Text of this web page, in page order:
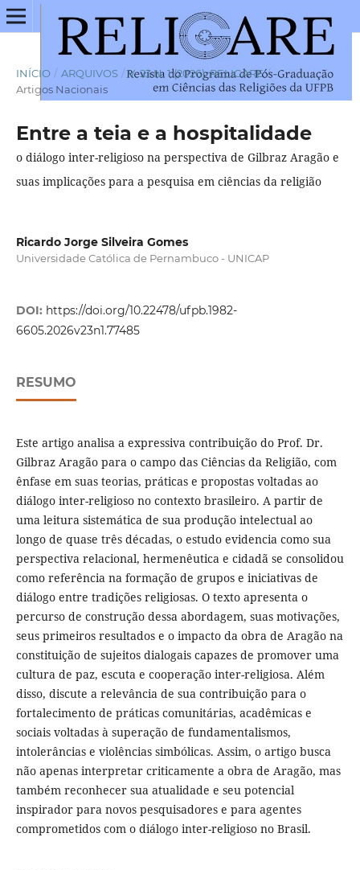
INÍCIO / ARQUIVOS / V. 23 N. 1 (2026): RELIGARE /
Artigos Nacionais
Entre a teia e a hospitalidade
o diálogo inter-religioso na perspectiva de Gilbraz Aragão e
suas implicações para a pesquisa em ciências da religião
Ricardo Jorge Silveira Gomes
Universidade Católica de Pernambuco - UNICAP
DOI: https://doi.org/10.22478/ufpb.1982-
6605.2026v23n1.77485
RESUMO
Este artigo analisa a expressiva contribuição do Prof. Dr.
Gilbraz Aragão para o campo das Ciências da Religião, com
ênfase em suas teorias, práticas e propostas voltadas ao
diálogo inter-religioso no contexto brasileiro. A partir de
uma leitura sistemática de sua produção intelectual ao
longo de quase três décadas, o estudo evidencia como sua
perspectiva relacional, hermenêutica e cidadã se consolidou
como referência na formação de grupos e iniciativas de
diálogo entre tradições religiosas. O texto apresenta o
percurso de construção dessa abordagem, suas motivações,
seus primeiros resultados e o impacto da obra de Aragão na
constituição de sujeitos dialogais capazes de promover uma
cultura de paz, escuta e cooperação inter-religiosa. Além
disso, discute a relevância de sua contribuição para o
fortalecimento de práticas comunitárias, acadêmicas e
sociais voltadas à superação de fundamentalismos,
intolerâncias e violências simbólicas. Assim, o artigo busca
não apenas interpretar criticamente a obra de Aragão, mas
também reconhecer sua atualidade e seu potencial
inspirador para novos pesquisadores e para agentes
comprometidos com o diálogo inter-religioso no Brasil.